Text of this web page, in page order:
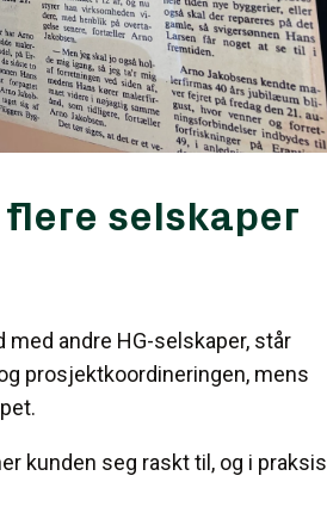
selskaper
med andre HG-selskaper, står
prosjektkoordineringen, mens
kunden seg raskt til, og i praksis